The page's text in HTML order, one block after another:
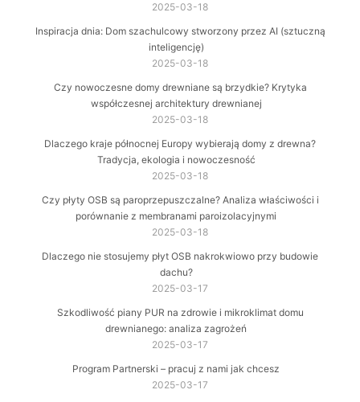
2025-03-18
Inspiracja dnia: Dom szachulcowy stworzony przez AI (sztuczną
inteligencję)
2025-03-18
Czy nowoczesne domy drewniane są brzydkie? Krytyka
współczesnej architektury drewnianej
2025-03-18
Dlaczego kraje północnej Europy wybierają domy z drewna?
Tradycja, ekologia i nowoczesność
2025-03-18
Czy płyty OSB są paroprzepuszczalne? Analiza właściwości i
porównanie z membranami paroizolacyjnymi
2025-03-18
Dlaczego nie stosujemy płyt OSB nakrokwiowo przy budowie
dachu?
2025-03-17
Szkodliwość piany PUR na zdrowie i mikroklimat domu
drewnianego: analiza zagrożeń
2025-03-17
Program Partnerski – pracuj z nami jak chcesz
2025-03-17